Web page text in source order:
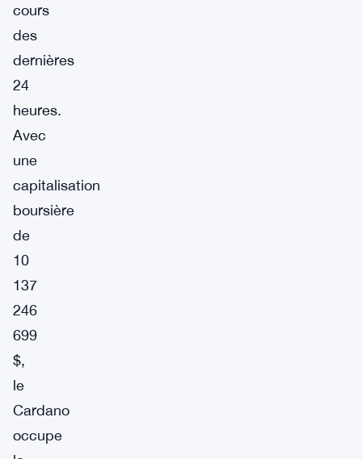
cours
des
dernières
24
heures.
Avec
une
capitalisation
boursière
de
10
137
246
699
$,
le
Cardano
occupe